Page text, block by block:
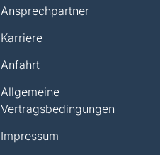
Ansprechpartner
Karriere
Anfahrt
Allgemeine
Vertragsbedingungen
Impressum